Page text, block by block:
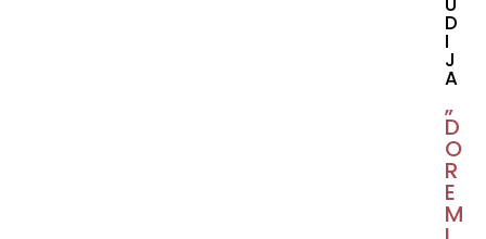
D
I
J
A
„
D
O
R
E
M